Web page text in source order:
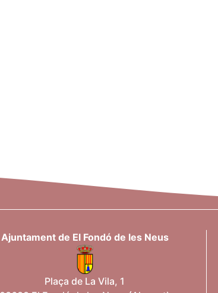
Ajuntament de El Fondó de les Neus
Plaça de La Vila, 1